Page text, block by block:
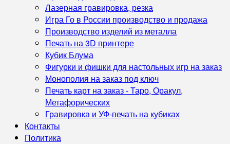
Лазерная гравировка, резка
Игра Го в России производство и продажа
Производство изделий из металла
Печать на 3D принтере
Кубик Блума
Фигурки и фишки для настольных игр на заказ
Монополия на заказ под ключ
Печать карт на заказ - Таро, Оракул,
Метафорических
Гравировка и УФ‑печать на кубиках
Контакты
Политика